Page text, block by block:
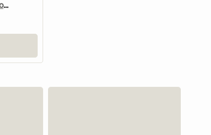
Apartamento de 2 habitaciones en el centro de Dinard